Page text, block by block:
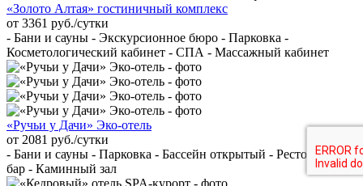
«Золото Алтая» гостиничный комплекс
от 3361 руб./сутки
- Бани и сауны - Экскурсионное бюро - Парковка -
Косметологический кабинет - СПА - Массажный кабинет
«Ручьи у Дачи» Эко-отель
от 2081 руб./сутки
- Бани и сауны - Парковка - Бассейн открытый - Ресторан и
бар - Каминный зал